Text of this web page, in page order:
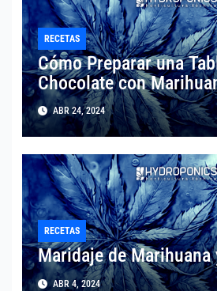
RECETAS
Cómo Preparar una
Chocolate con
Consejos
ABR 24, 2024
RECETAS
Maridaje de Marihuana
ABR 4, 2024